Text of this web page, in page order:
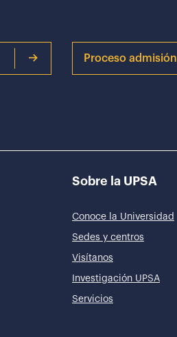
Proceso admisión
Sobre la UPSA
Conoce la Universidad
Sedes y centros
Visítanos
Investigación UPSA
Servicios